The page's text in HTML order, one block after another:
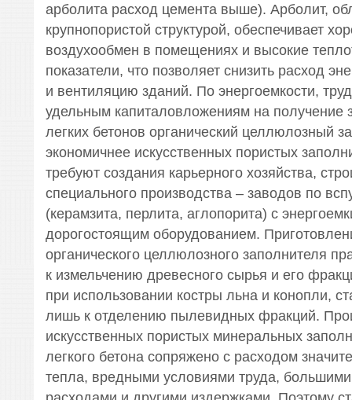
арболита расход цемента выше). Арболит,
крупнопористой структурой, обеспечивает
воздухообмен в помещениях и высокие
показатели, что позволяет снизить расход
и вентиляцию зданий. По энергоемкости,
удельным капиталовложениям на получение
легких бетонов органический целлюлозный
экономичнее искусственных пористых
требуют создания карьерного хозяйства,
специального производства – заводов по
(керамзита, перлита, аглопорита) с
дорогостоящим оборудованием.
органического целлюлозного заполнителя
к измельчению древесного сырья и его
при использовании костры льна и конопли,
лишь к отделению пылевидных фракций.
искусственных пористых минеральных
легкого бетона сопряжено с расходом
тепла, вредными условиями труда,